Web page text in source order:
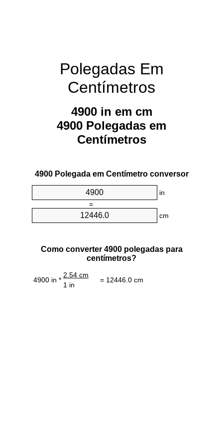
Polegadas Em
Centímetros
4900 in em cm
4900 Polegadas em
Centímetros
4900 Polegada em Centímetro conversor
in
=
cm
Como converter 4900 polegadas para
centímetros?
4900 in *
2.54 cm
= 12446.0 cm
1 in